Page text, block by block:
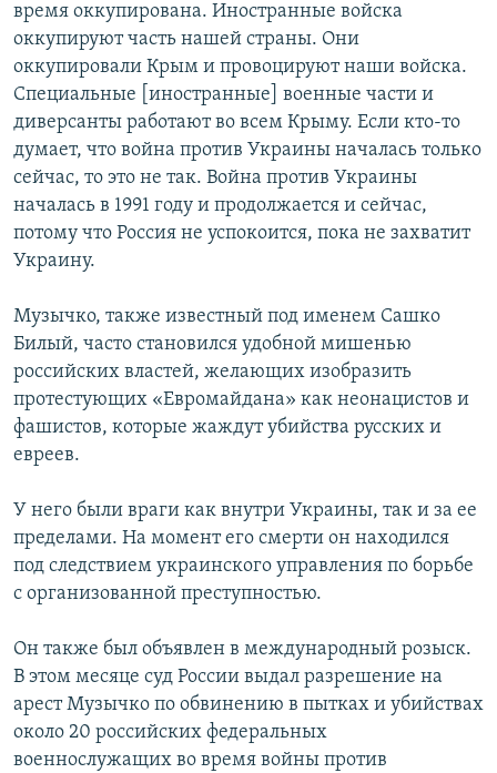
время оккупирована. Иностранные войска
оккупируют часть нашей страны. Они
оккупировали Крым и провоцируют наши войска.
Специальные [иностранные] военные части и
диверсанты работают во всем Крыму. Если кто-то
думает, что война против Украины началась только
сейчас, то это не так. Война против Украины
началась в 1991 году и продолжается и сейчас,
потому что Россия не успокоится, пока не захватит
Украину.
Музычко, также известный под именем Сашко
Билый, часто становился удобной мишенью
российских властей, желающих изобразить
протестующих «Евромайдана» как неонацистов и
фашистов, которые жаждут убийства русских и
евреев.
У него были враги как внутри Украины, так и за ее
пределами. На момент его смерти он находился
под следствием украинского управления по борьбе
с организованной преступностью.
Он также был объявлен в международный розыск.
В этом месяце cуд России выдал разрешение на
арест Музычко по обвинению в пытках и убийствах
около 20 российских федеральных
военнослужащих во время войны против